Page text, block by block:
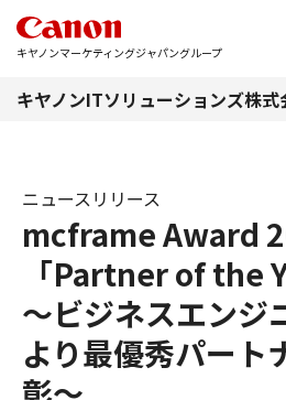
キヤノンマーケティングジャパングループ
キヤノンITソリューションズ株式
mcframe Award
「Partner of the
～ビジネスエンジ
より最優秀パート
ニュースリリース